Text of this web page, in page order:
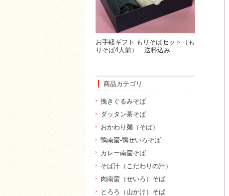
お手軽ギフト もりそばセット（も
りそば4人前） 送料込み
商品カテゴリ
挽きぐるみそば
ダッタン茶そば
おかわり麺（そば）
鴨南蛮-鴨せいろそば
カレー南蛮そば
そば汁（こだわりの汁）
肉南蛮（せいろ）そば
とろろ（山かけ）そば